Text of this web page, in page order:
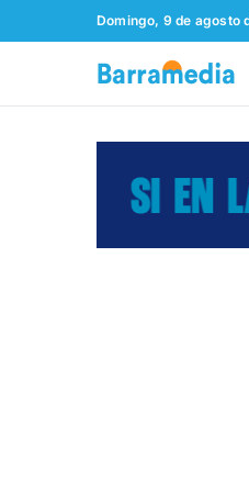
Domingo, 9 de agosto